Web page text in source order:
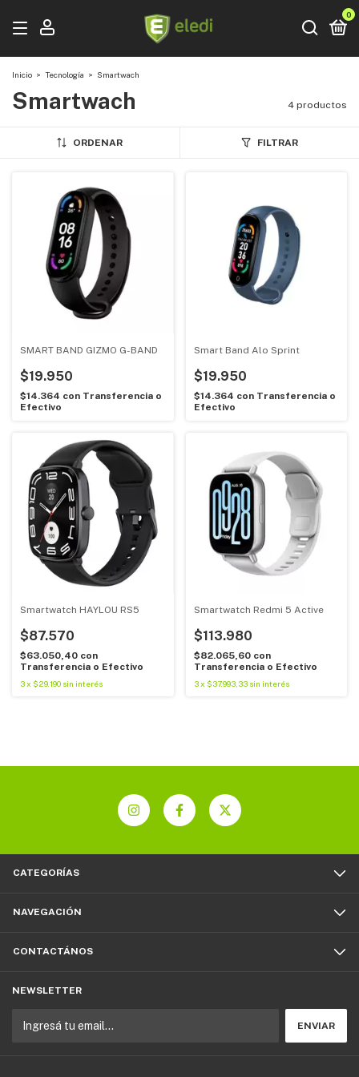
0
Inicio > Tecnología > Smartwach
Smartwach 4 productos
ORDENAR FILTRAR
SMART BAND GIZMO G-BAND
$19.950
$14.364 con Transferencia o
Efectivo
Smart Band Alo Sprint
$19.950
$14.364 con Transferencia o
Efectivo
Smartwatch HAYLOU RS5
$87.570
$63.050,40 con
Transferencia o Efectivo
3x $29.190 sin interés
Smartwatch Redmi 5 Active
$113.980
$82.065,60 con
Transferencia o Efectivo
3 x $37.993,33 sin interés
CATEGORÍAS
NAVEGACIÓN
CONTACTÁNOS
NEWSLETTER